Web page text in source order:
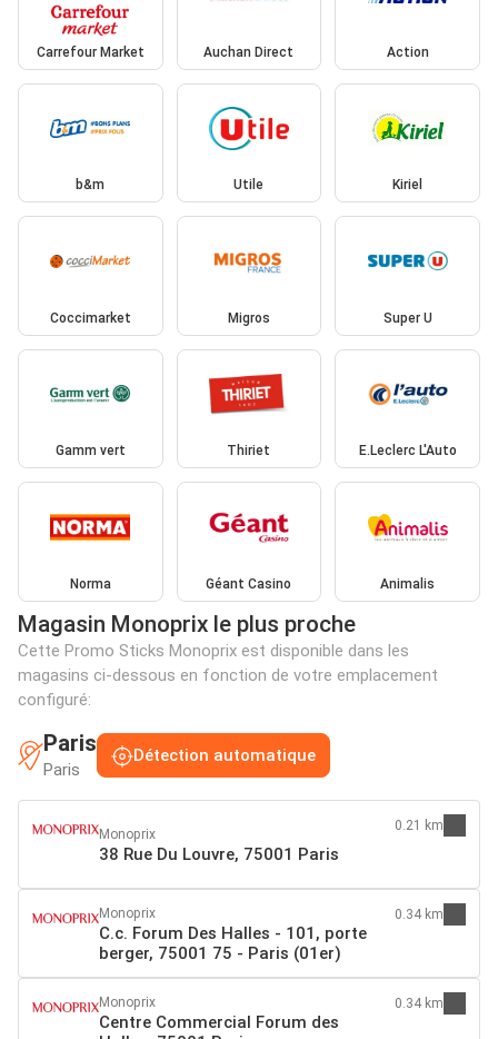
Carrefour Market Auchan Direct Action
b&m Utile Kiriel
Coccimarket Migros Super U
Gamm vert Thiriet E.Leclerc L'Auto
Norma Géant Casino Animalis
Magasin Monoprix le plus proche
Cette Promo Sticks Monoprix est disponible dans les
magasins ci-dessous en fonction de votre emplacement
configuré:
Paris
Paris
Détection automatique
Monoprix
38 Rue Du Louvre, 75001 Paris
0.21 km
Monoprix
C.c. Forum Des Halles - 101, porte
berger, 75001 75 - Paris (01er)
0.34 km
Monoprix
Centre Commercial Forum des
0.34 km